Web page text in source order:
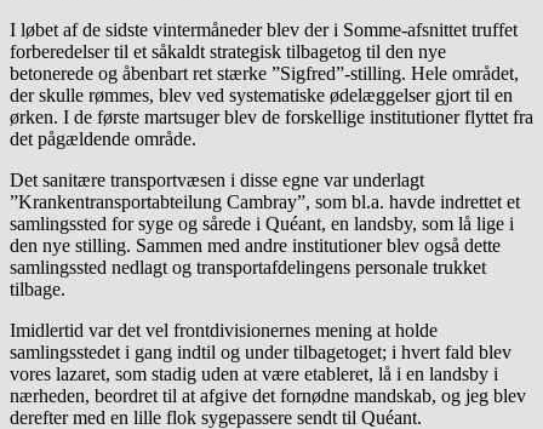
I løbet af de sidste vintermåneder blev der i Somme-afsnittet truffet
forberedelser til et såkaldt strategisk tilbagetog til den nye
betonerede og åbenbart ret stærke ”Sigfred”-stilling. Hele området,
der skulle rømmes, blev ved systematiske ødelæggelser gjort til en
ørken. I de første martsuger blev de forskellige institutioner flyttet fra
det pågældende område.
Det sanitære transportvæsen i disse egne var underlagt
”Krankentransportabteilung Cambray”, som bl.a. havde indrettet et
samlingssted for syge og sårede i Quéant, en landsby, som lå lige i
den nye stilling. Sammen med andre institutioner blev også dette
samlingssted nedlagt og transportafdelingens personale trukket
tilbage.
Imidlertid var det vel frontdivisionernes mening at holde
samlingsstedet i gang indtil og under tilbagetoget; i hvert fald blev
vores lazaret, som stadig uden at være etableret, lå i en landsby i
nærheden, beordret til at afgive det fornødne mandskab, og jeg blev
derefter med en lille flok sygepassere sendt til Quéant.